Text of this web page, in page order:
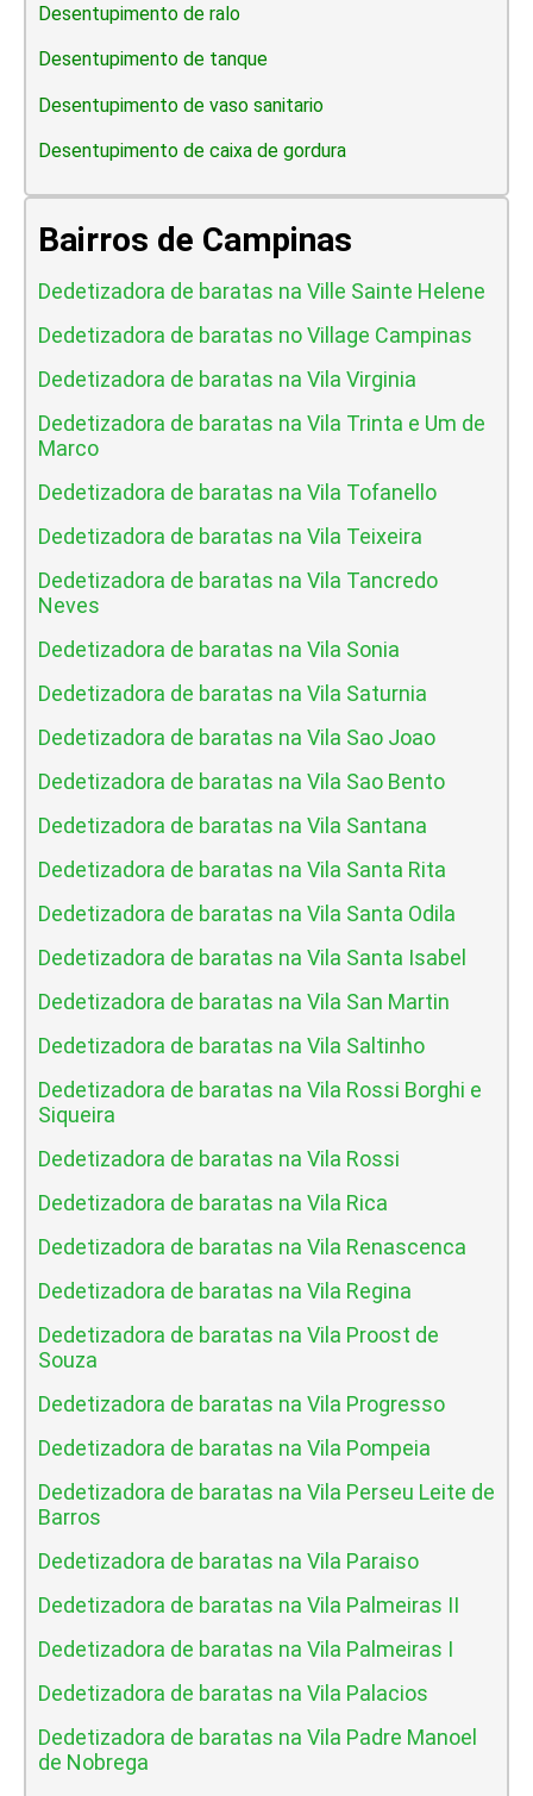
Desentupimento de ralo
Desentupimento de tanque
Desentupimento de vaso sanitario
Desentupimento de caixa de gordura
Bairros de Campinas
Dedetizadora de baratas na Ville Sainte Helene
Dedetizadora de baratas no Village Campinas
Dedetizadora de baratas na Vila Virginia
Dedetizadora de baratas na Vila Trinta e Um de
Marco
Dedetizadora de baratas na Vila Tofanello
Dedetizadora de baratas na Vila Teixeira
Dedetizadora de baratas na Vila Tancredo
Neves
Dedetizadora de baratas na Vila Sonia
Dedetizadora de baratas na Vila Saturnia
Dedetizadora de baratas na Vila Sao Joao
Dedetizadora de baratas na Vila Sao Bento
Dedetizadora de baratas na Vila Santana
Dedetizadora de baratas na Vila Santa Rita
Dedetizadora de baratas na Vila Santa Odila
Dedetizadora de baratas na Vila Santa Isabel
Dedetizadora de baratas na Vila San Martin
Dedetizadora de baratas na Vila Saltinho
Dedetizadora de baratas na Vila Rossi Borghi e
Siqueira
Dedetizadora de baratas na Vila Rossi
Dedetizadora de baratas na Vila Rica
Dedetizadora de baratas na Vila Renascenca
Dedetizadora de baratas na Vila Regina
Dedetizadora de baratas na Vila Proost de
Souza
Dedetizadora de baratas na Vila Progresso
Dedetizadora de baratas na Vila Pompeia
Dedetizadora de baratas na Vila Perseu Leite de
Barros
Dedetizadora de baratas na Vila Paraiso
Dedetizadora de baratas na Vila Palmeiras II
Dedetizadora de baratas na Vila Palmeiras I
Dedetizadora de baratas na Vila Palacios
Dedetizadora de baratas na Vila Padre Manoel
de Nobrega